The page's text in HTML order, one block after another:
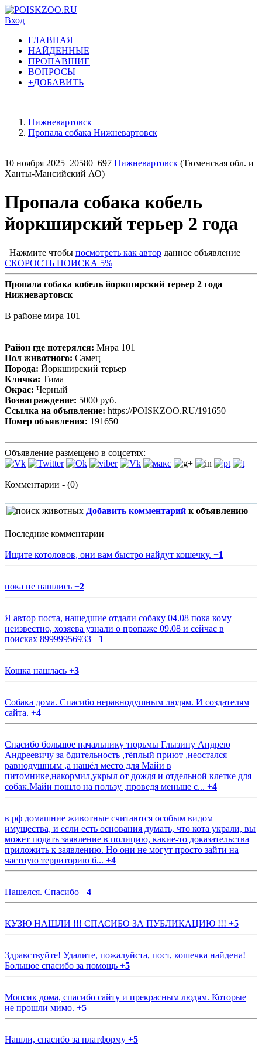
Вход
ГЛАВНАЯ
НАЙДЕННЫЕ
ПРОПАВШИЕ
ВОПРОСЫ
+ДОБАВИТЬ
Нижневартовск
Пропала собака Нижневартовск
10 ноября 2025 20580 697 Нижневартовск (Тюменская обл. и
Ханты-Мансийский АО)
Пропала собака кобель
йоркширский терьер 2 года
Нажмите чтобы посмотреть как автор данное объявление
СКОРОСТЬ ПОИСКА 5%
Пропала собака кобель йоркширский терьер 2 года
Нижневартовск
В районе мира 101
Район где потерялся: Мира 101
Пол животного: Самец
Порода: Йоркширский терьер
Кличка: Тима
Окрас: Черный
Вознаграждение: 5000 руб.
Ссылка на объявление: https://POISKZOO.RU/191650
Номер объявления: 191650
Объявление размещено в соцсетях:
Комментарии - (0)
Добавить комментарий к объявлению
Последние комментарии
Ищите котоловов, они вам быстро найдут кошечку. +1
пока не нашлись +2
Я автор поста, нашедшие отдали собаку 04.08 пока кому
неизвестно, хозяева узнали о пропаже 09.08 и сейчас в
поисках 89999956933 +1
Кошка нашлась +3
Собака дома. Спасибо неравнодушным людям. И создателям
сайта. +4
Спасибо большое начальнику тюрьмы Глызину Андрею
Андреевичу за бдительность ,тёплый приют ,неостался
равнодушным ,а нашёл место для Майи в
питомнике,накормил,укрыл от дождя и отдельной клетке для
собак.Майи пошло на пользу ,проведя меньше с... +4
в рф домашние животные считаются особым видом
имущества, и если есть основания думать, что кота украли, вы
может подать заявление в полицию, какие-то доказательства
приложить к заявлению. Но они не могут просто зайти на
частную территорию б... +4
Нашелся. Спасибо +4
КУЗЮ НАШЛИ !!! СПАСИБО ЗА ПУБЛИКАЦИЮ !!! +5
Здравствуйте! Удалите, пожалуйста, пост, кошечка найдена!
Большое спасибо за помощь +5
Мопсик дома, спасибо сайту и прекрасным людям. Которые
не прошли мимо. +5
Нашли, спасибо за платформу +5